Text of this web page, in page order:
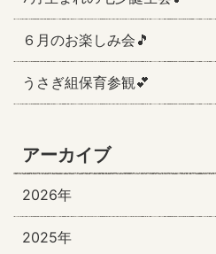
６月のお楽しみ会🎵
うさぎ組保育参観💕
アーカイブ
2026年
2025年